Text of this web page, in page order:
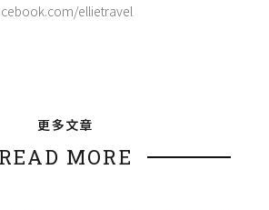
ellietravel
更多文章
READ MORE